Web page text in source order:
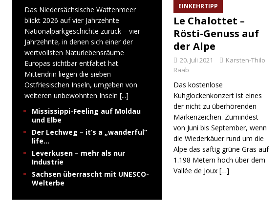
EINKEHRTIPP
Le Chalottet –
Rösti-Genuss auf
der Alpe
20. Juli 2021
Karsten-Thilo
Raab
Das kostenlose
Kuhglockenkonzert ist eines
der nicht zu überhörenden
Markenzeichen. Zumindest
von Juni bis September, wenn
die Wiederkäuer rund um die
Alpe das saftig grüne Gras auf
1.198 Metern hoch über dem
Vallée de Joux […]
Das Niedersächsische Wattenmeer
blickt 2026 auf vier Jahrzehnte
Nationalparkgeschichte zurück – vier
Jahrzehnte, in denen sich einer der
wertvollsten Naturlebensräume
Europas sichtbar entfaltet hat.
Mittendrin liegen die sieben
Ostfriesischen Inseln, umgeben von
weiteren unbewohnten Inseln [...]
Mississippi-Feeling auf Moldau
und Elbe
Der Lechweg – it’s a „wanderful“
life…
Leverkusen – mehr als nur
Industrie
Sachsen überrascht mit UNESCO-
Welterbe